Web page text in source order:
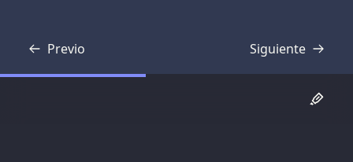
Previo
Transcripción Siguiente
Transcripción